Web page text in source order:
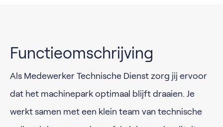
Functieomschrijving
Als Medewerker Technische Dienst zorg jij ervoor
dat het machinepark optimaal blijft draaien. Je
werkt samen met een klein team van technische